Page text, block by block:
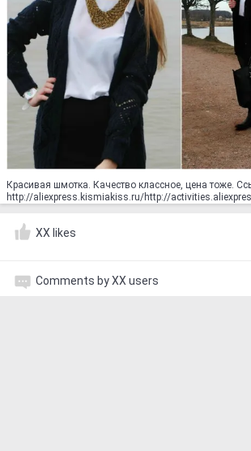
Красивая шмотка. Качество классное, цена тоже.
http://aliexpress.kismiakiss.ru/http://
XX likes
Comments by XX users